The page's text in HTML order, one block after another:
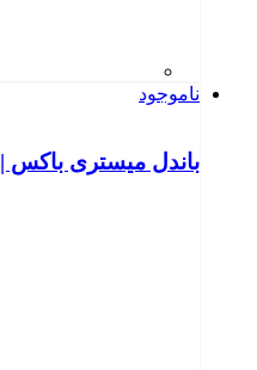
ناموجود
باندل میستری باکس | Wotb